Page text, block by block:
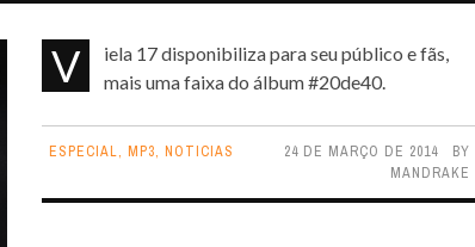
Viela 17 disponibiliza para seu público e fãs, mais uma faixa do álbum #20de40.
ESPECIAL, MP3, NOTICIAS 24 DE MARÇO DE 2014
BY
MANDRAKE